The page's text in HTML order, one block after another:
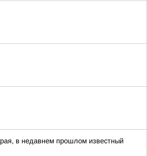
в недавнем прошлом известный